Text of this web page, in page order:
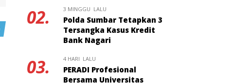
02. 3 MINGGU LALU
Polda Sumbar Tetapkan 3
Tersangka Kasus Kredit
Bank Nagari
03. 4 HARI LALU
PERADI Profesional
Bersama Universitas